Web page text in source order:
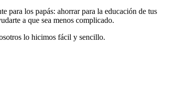
para los papás: ahorrar para la educación de tus
a que sea menos complicado.
lo hicimos fácil y sencillo.